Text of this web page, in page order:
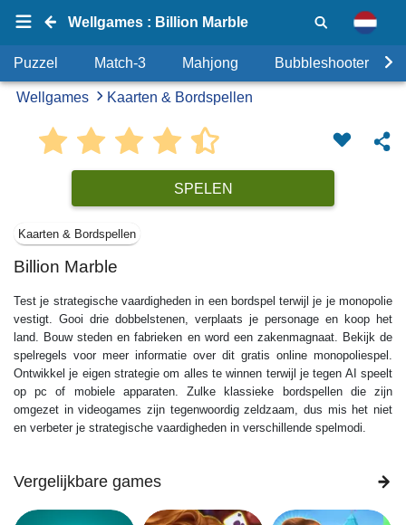
Wellgames : Billion Marble
Puzzel Match-3 Mahjong Bubbleshooter
Wellgames Kaarten & Bordspellen
SPELEN
Kaarten & Bordspellen
Billion Marble
Test je strategische vaardigheden in een bordspel terwijl je je monopolie
vestigt. Gooi drie dobbelstenen, verplaats je personage en koop het
land. Bouw steden en fabrieken en word een zakenmagnaat. Bekijk de
spelregels voor meer informatie over dit gratis online monopoliespel.
Ontwikkel je eigen strategie om alles te winnen terwijl je tegen AI speelt
op pc of mobiele apparaten. Zulke klassieke bordspellen die zijn
omgezet in videogames zijn tegenwoordig zeldzaam, dus mis het niet
en verbeter je strategische vaardigheden in verschillende spelmodi.
Vergelijkbare games